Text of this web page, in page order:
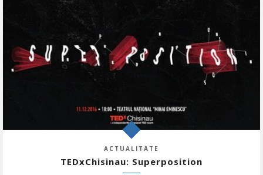
ACTUALITATE
TEDxChisinau: Superposition